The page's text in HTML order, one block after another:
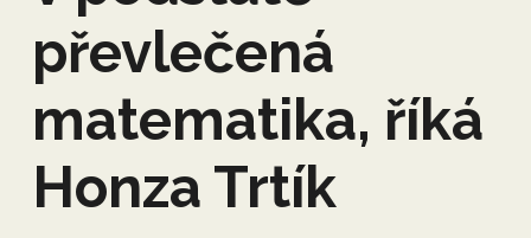
převlečená
matematika, říká
Honza Trtík